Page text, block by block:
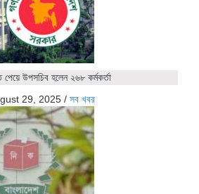
পেয়ে উপসচিব হলেন ২৬৮ কর্মকর্তা
29, 2025 / সব খবর